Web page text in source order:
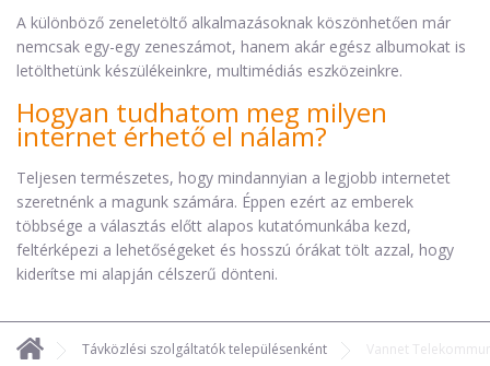
A különböző zeneletöltő alkalmazásoknak köszönhetően már
nemcsak egy-egy zeneszámot, hanem akár egész albumokat is
letölthetünk készülékeinkre, multimédiás eszközeinkre.
Hogyan tudhatom meg milyen
internet érhető el nálam?
Teljesen természetes, hogy mindannyian a legjobb internetet
szeretnénk a magunk számára. Éppen ezért az emberek
többsége a választás előtt alapos kutatómunkába kezd,
feltérképezi a lehetőségeket és hosszú órákat tölt azzal, hogy
kiderítse mi alapján célszerű dönteni.
Távközlési szolgáltatók településenként Vannet